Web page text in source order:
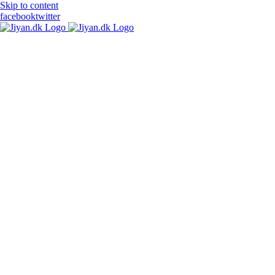
Skip to content
facebooktwitter